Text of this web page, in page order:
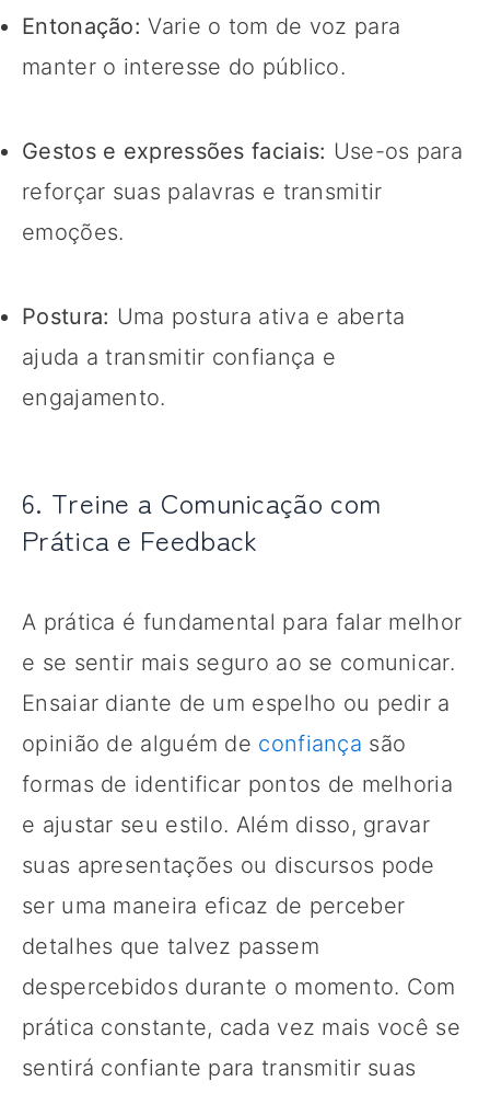
Entonação: Varie o tom de voz para
manter o interesse do público.
Gestos e expressões faciais: Use-os para
reforçar suas palavras e transmitir
emoções.
Postura: Uma postura ativa e aberta
ajuda a transmitir confiança e
engajamento.
6. Treine a Comunicação com
Prática e Feedback
A prática é fundamental para falar melhor
e se sentir mais seguro ao se comunicar.
Ensaiar diante de um espelho ou pedir a
opinião de alguém de confiança são
formas de identificar pontos de melhoria
e ajustar seu estilo. Além disso, gravar
suas apresentações ou discursos pode
ser uma maneira eficaz de perceber
detalhes que talvez passem
despercebidos durante o momento. Com
prática constante, cada vez mais você se
sentirá confiante para transmitir suas